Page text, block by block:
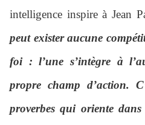
intelligence inspire à Jean
peut exister aucune
foi : l’une s’intègre à
propre champ d’action.
proverbes qui oriente